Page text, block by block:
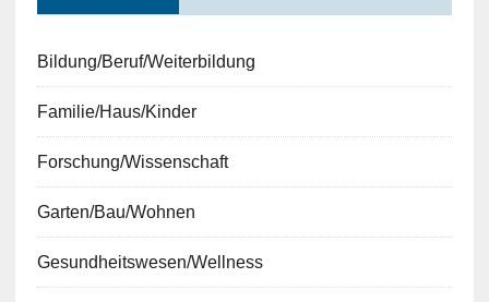
Bildung/Beruf/Weiterbildung
Familie/Haus/Kinder
Forschung/Wissenschaft
Garten/Bau/Wohnen
Gesundheitswesen/Wellness